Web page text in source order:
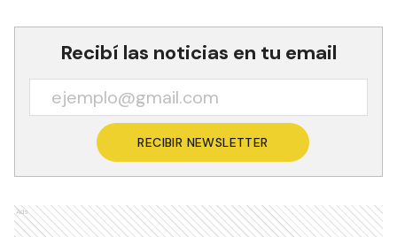
Recibí las noticias en tu email
RECIBIR NEWSLETTER
Ads